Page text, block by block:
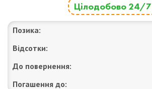
Цілодобово 24/7
Позика:
Відсотки:
До повернення:
Погашення до: